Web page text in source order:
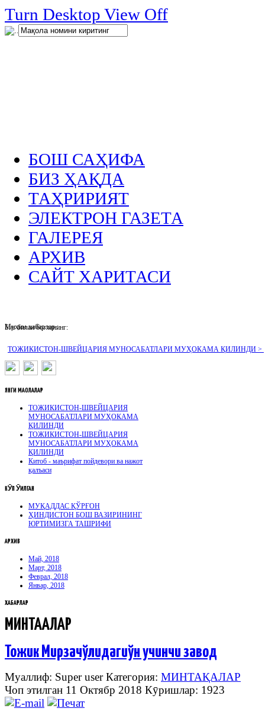
Turn Desktop View Off
.
БОШ САҲИФА
БИЗ ҲАҚДА
ТАҲРИРИЯТ
ЭЛЕКТРОН ГАЗЕТА
ГАЛЕРЕЯ
АРХИВ
САЙТ ХАРИТАСИ
Муҳим хабарлар :
ТОЖИКИСТОН-ШВЕЙЦАРИЯ МУНОСАБАТЛАРИ МУҲОКАМА ҚИЛИНДИ >
Биз билан боғланинг:
ЯНГИ МАҚОЛАЛАР
ТОЖИКИСТОН-ШВЕЙЦАРИЯ
МУНОСАБАТЛАРИ МУҲОКАМА
ҚИЛИНДИ
ТОЖИКИСТОН-ШВЕЙЦАРИЯ
МУНОСАБАТЛАРИ МУҲОКАМА
ҚИЛИНДИ
Китоб - маърифат пойдевори ва нажот
қалъаси
КӮП ӮҚИЛГАН
МУҚАДДАС ҚЎРҒОН
ҲИНДИСТОН БОШ ВАЗИРИНИНГ
ЮРТИМИЗГА ТАШРИФИ
АРХИВ
Май, 2018
Март, 2018
Феврал, 2018
Январ, 2018
ХАБАРЛАР
МИНТАҚАЛАР
Тожик Мирзачўлидагиўн учинчи завод
Муаллиф: Super userКатегория: МИНТАҚАЛАР
Чоп этилган 11 Октябр 2018 Кӯришлар: 1923